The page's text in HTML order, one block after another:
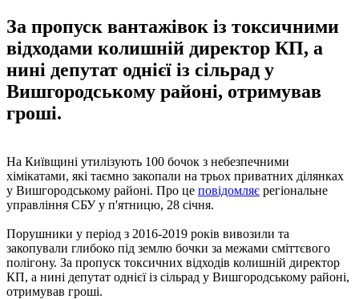
За пропуск вантажівок із токсичними
відходами колишній директор КП, а
нині депутат однієї із сільрад у
Вишгородському районі, отримував
гроші.
На Київщині утилізують 100 бочок з небезпечними
хімікатами, які таємно закопали на трьох приватних ділянках
у Вишгородському районі. Про це повідомляє регіональне
управління СБУ у п'ятницю, 28 січня.
Порушники у період з 2016-2019 років вивозили та
закопували глибоко під землю бочки за межами сміттєвого
полігону. За пропуск токсичних відходів колишній директор
КП, а нині депутат однієї із сільрад у Вишгородському районі,
отримував гроші.